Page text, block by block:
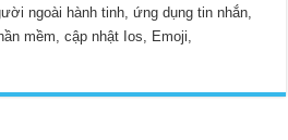
ngoài hành tinh, ứng dụng tin nhắn,
mềm, cập nhật Ios, Emoji,